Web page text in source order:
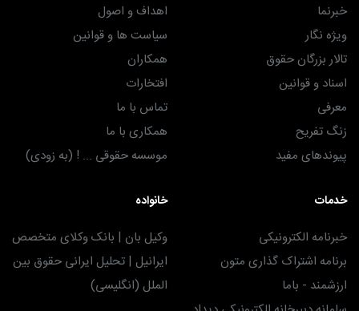
خبرنما
ویژه نگار
تالار بزرگان حقوق
اسناد و قوانین
معرفی
زنگ تفریح
پیوندهای مفید
اهداف و اصول
سیاست ها و قوانین
همکاران
افتخارات
تماس با ما
همکاری با ما
موسسه حقوقی ... ! (به زودی)
خدمات
خبرنامه الکترونیکی
برنامه اشتراک گذاری متون
ارزشمند - باما
خانواده
وکیل بان | بانک وکلای متخصص
ایرانیل | تحلیل ایرانی حقوق بین
الملل (انگلیسی)